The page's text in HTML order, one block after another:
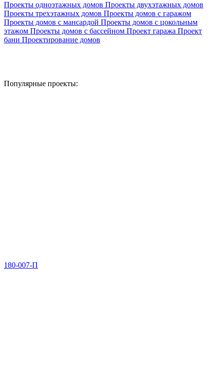
Проекты одноэтажных домов Проекты двухэтажных домов
Проекты трехэтажных домов Проекты домов с гаражом
Проекты домов с мансардой Проекты домов с цокольным
этажом Проекты домов с бассейном Проект гаража Проект
бани Проектирование домов
Популярные проекты:
180-007-П